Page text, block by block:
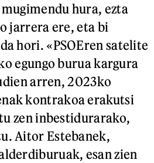
hura, ezta
jarrera ere, eta bi
hori. «PSOEren satelite
egungo burua kargura
arren, 2023ko
kontrakoa erakutsi
zen inbestidurarako,
Aitor Estebanek,
esan zien